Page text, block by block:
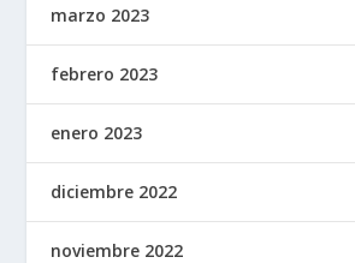
marzo 2023
febrero 2023
enero 2023
diciembre 2022
noviembre 2022